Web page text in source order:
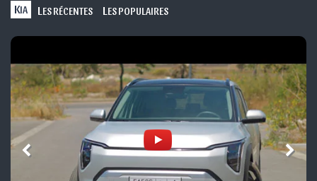
KIA L ES RÉCENTES L ES POPULAIRES